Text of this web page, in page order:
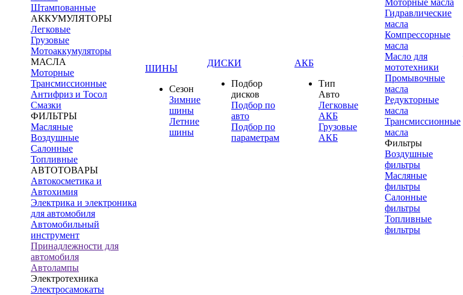
Штампованные
АККУМУЛЯТОРЫ
Легковые
Грузовые
Мотоаккумуляторы
МАСЛА
Моторные
Трансмиссионные
Антифриз и Тосол
Смазки
ФИЛЬТРЫ
Масляные
Воздушные
Салонные
Топливные
АВТОТОВАРЫ
Автокосметика и
Автохимия
Электрика и электроника
для автомобиля
Автомобильный
инструмент
Принадлежности для
автомобиля
Автолампы
Электротехника
Электросамокаты
ШИНЫ
Сезон
Зимние
шины
Летние
шины
ДИСКИ
Подбор
дисков
Подбор по
авто
Подбор по
параметрам
АКБ
Тип
Авто
Легковые
АКБ
Грузовые
АКБ
Гидравлические
масла
Компрессорные
масла
Масло для
мототехники
Промывочные
масла
Редукторные
масла
Трансмиссионные
масла
Фильтры
Воздушные
фильтры
Масляные
фильтры
Салонные
фильтры
Топливные
фильтры